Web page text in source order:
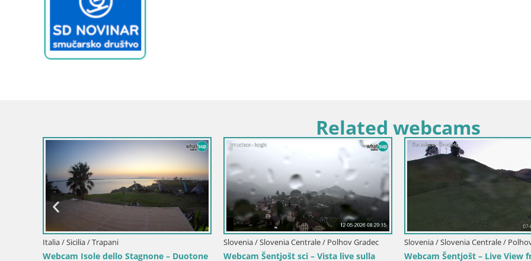
Related webcams
Slovenia / Alta Carniola / Bohinj
Webcam Bohinjska Bistrica – Vista live
dalla stazione sciistica Kozji Hrbet
Italia / Trentino-Alto Adige / Terento
Webcam Terento (1210m) – Vista live
sulla Val Pusteria
Italia / Trentino-Alto Adige / Rio
Webcam Gitschlift / seggiovia